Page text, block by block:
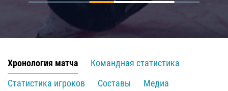
Хронология матча
Командная статистика
Статистика игроков
Составы
Медиа